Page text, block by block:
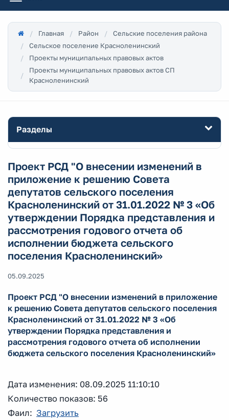
Главная Район
Сельские поселения района
Сельское поселение Красноленинский
Проекты муниципальных правовых актов
Проекты муниципальных правовых актов СП
Красноленинский
Разделы
Проект РСД "О внесении изменений в
приложение к решению Совета
депутатов сельского поселения
Красноленинский от 31.01.2022 № 3 «Об
утверждении Порядка представления и
рассмотрения годового отчета об
исполнении бюджета сельского
поселения Красноленинский»
05.09.2025
Проект РСД "О внесении изменений в приложение
к решению Совета депутатов сельского поселения
Красноленинский от 31.01.2022 № 3 «Об
утверждении Порядка представления и
рассмотрения годового отчета об исполнении
бюджета сельского поселения Красноленинский»
Дата изменения: 08.09.2025 11:10:10
Количество показов: 56
Фаил: Загрузить